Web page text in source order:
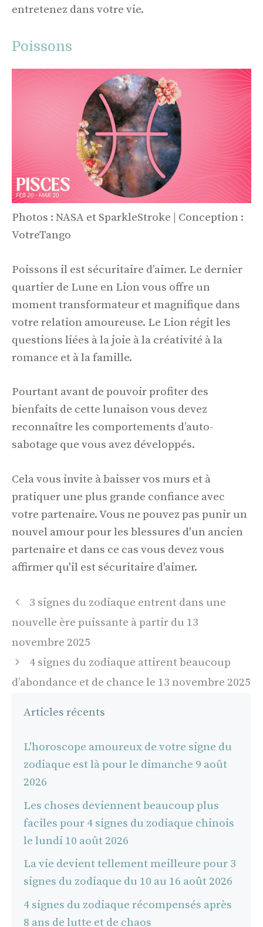
entretenez dans votre vie.
Poissons
Photos : NASA et SparkleStroke | Conception :
VotreTango
Poissons il est sécuritaire d’aimer. Le dernier
quartier de Lune en Lion vous offre un
moment transformateur et magnifique dans
votre relation amoureuse. Le Lion régit les
questions liées à la joie à la créativité à la
romance et à la famille.
Pourtant avant de pouvoir profiter des
bienfaits de cette lunaison vous devez
reconnaître les comportements d’auto-
sabotage que vous avez développés.
Cela vous invite à baisser vos murs et à
pratiquer une plus grande confiance avec
votre partenaire. Vous ne pouvez pas punir un
nouvel amour pour les blessures d'un ancien
partenaire et dans ce cas vous devez vous
affirmer qu'il est sécuritaire d'aimer.
Navigation
3 signes du zodiaque entrent dans une
nouvelle ère puissante à partir du 13
novembre 2025
4 signes du zodiaque attirent beaucoup
d’abondance et de chance le 13 novembre 2025
Articles récents
L'horoscope amoureux de votre signe du
zodiaque est là pour le dimanche 9 août
2026
Les choses deviennent beaucoup plus
faciles pour 4 signes du zodiaque chinois
le lundi 10 août 2026
La vie devient tellement meilleure pour 3
signes du zodiaque du 10 au 16 août 2026
4 signes du zodiaque récompensés après
8 ans de lutte et de chaos